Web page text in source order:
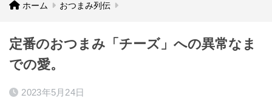
ホーム おつまみ列伝
定番のおつまみ「チーズ」への異常なま
での愛。
2023年5月24日